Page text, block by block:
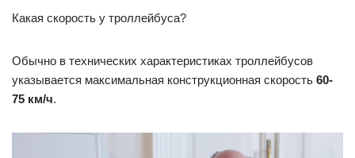
Какая скорость у троллейбуса?
Обычно в технических характеристиках троллейбусов
указывается максимальная конструкционная скорость 60-
75 км/ч.